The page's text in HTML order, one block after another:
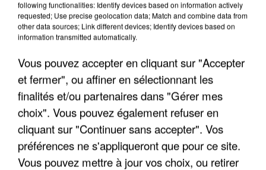
DE FAUNE SAUVAGE SONT...
following functionalities: Identify devices based on information actively
requested; Use precise geolocation data; Match and combine data from
other data sources; Link different devices; Identify devices based on
information transmitted automatically.
Vous pouvez accepter en cliquant sur "Accepter
et fermer", ou affiner en sélectionnant les
finalités et/ou partenaires dans "Gérer mes
choix". Vous pouvez également refuser en
cliquant sur "Continuer sans accepter". Vos
préférences ne s'appliqueront que pour ce site.
Vous pouvez mettre à jour vos choix, ou retirer